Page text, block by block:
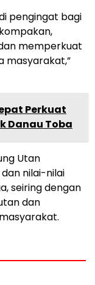
pengingat bagi
memperkuat
masyarakat,”
Perkuat
Danau Toba
Utan
nilai-nilai
seiring dengan
dan